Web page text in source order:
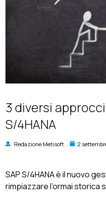
3 diversi
S/4HANA
Redazione Metisoft 2
SAP S/4HANA è il nuovo
rimpiazzare l’ormai storica